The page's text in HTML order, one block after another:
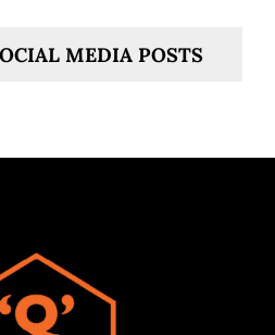
MEDIA POSTS